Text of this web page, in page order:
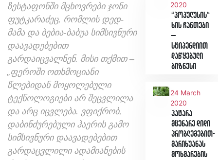
ზესტაფონში მცხოვრები ჯონი
ფუტკარაძეც, რომლის დედ-
მამა და ბებია-ბაბუა სიმსივნური
დაავადებებით
გარდაიცვალნენ. მისი თქმით –
„ფეროში ოთხმოციანი
წლებიდან მოყოლებული
ტექნოლოგიები არ შეცვლილა
და არც იცვლება. ვფიქრობ,
დაბინძურებული ჰაერის გამო
სიმსივნური დაავადებებით
გარდაცვლილი ადამიანების
2020
“პოპულუსის“
ხის ჩანთები
–
სტიპენდიით
დაწყებული
ბიზნესი
24 March
2020
პატარა
მცენარე დიდი
პრობლემებით-
მარიხუანას
მოხმარების